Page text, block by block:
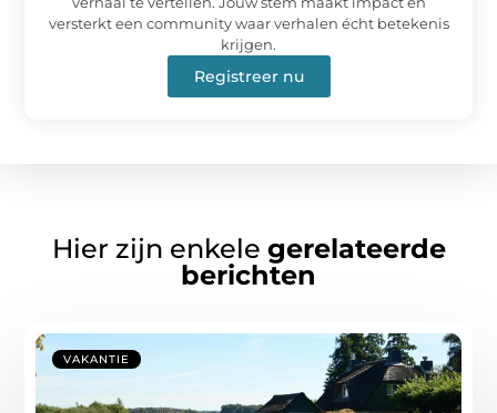
versterkt een community waar verhalen écht betekenis
krijgen.
Registreer nu
Hier zijn enkele gerelateerde
berichten
VAKANTIE